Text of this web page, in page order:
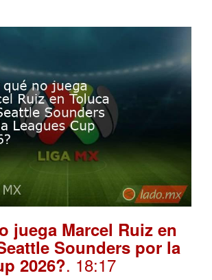
juega Marcel Ruiz en
Sounders por la
2026?. 18:17